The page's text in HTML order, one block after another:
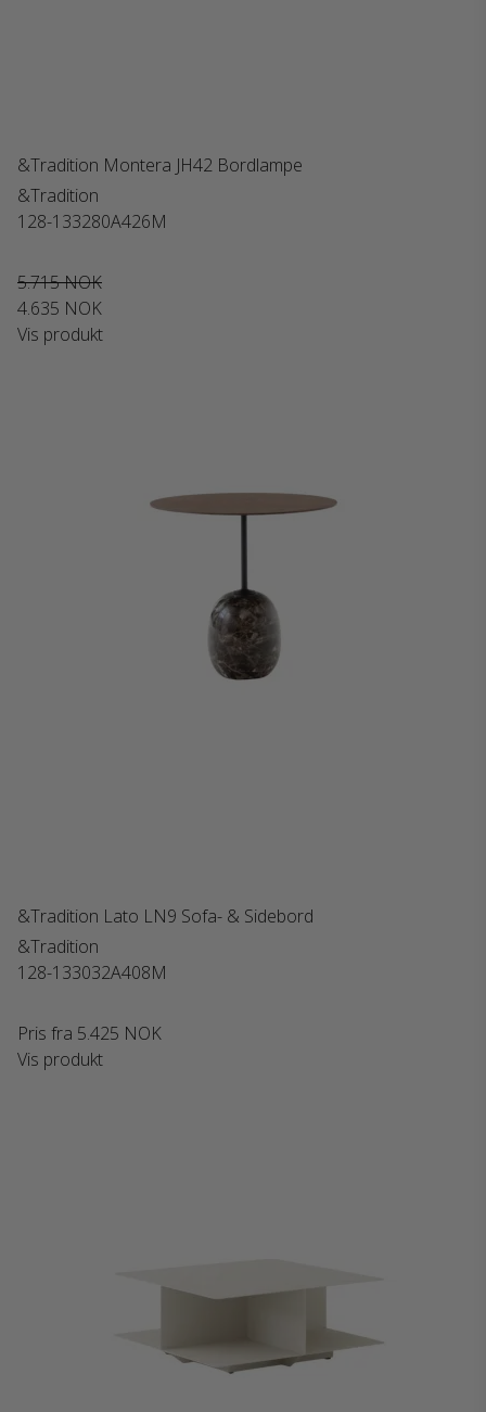
&Tradition Montera JH42 Bordlampe
&Tradition
128-133280A426M
5.715 NOK
4.635 NOK
Vis produkt
&Tradition Lato LN9 Sofa- & Sidebord
&Tradition
128-133032A408M
Pris fra 5.425 NOK
Vis produkt